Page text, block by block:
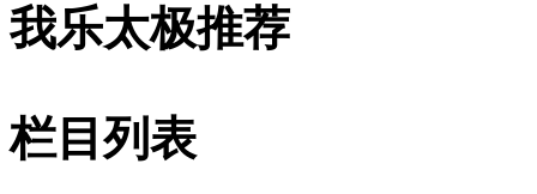
我乐太极推荐
栏目列表